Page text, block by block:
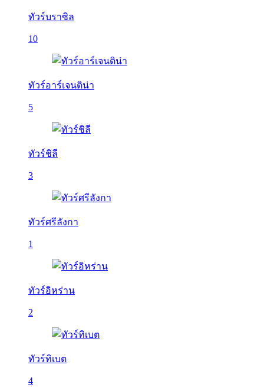
ทัวร์บราซิล
10
ทัวร์อาร์เจนติน่า
5
ทัวร์ชิลี
3
ทัวร์ศรีลังกา
1
ทัวร์อิหร่าน
2
ทัวร์ทิเบต
4